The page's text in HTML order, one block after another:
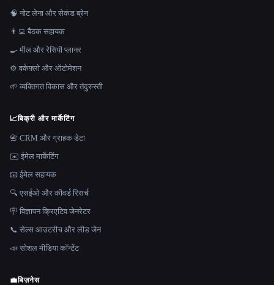
🧠 नोट लेना और सेकंड ब्रेन
👨‍💻 बैठक सहायक
🍳 मील और रेसिपी प्लानर
⚙️ वर्कफ़्लो और ऑटोमेशन
🌱 व्यक्तिगत विकास और तंदुरुस्ती
📈बिक्री और मार्केटिंग
📇 CRM और ग्राहक डेटा
✉️ ईमेल मार्केटिंग
📧 ईमेल सहायक
🔍 एसईओ और कीवर्ड रिसर्च
🪧 विज्ञापन क्रिएटिव जेनरेटर
📞 सेल्स आउटरीच और लीड जेन
📣 सोशल मीडिया कॉन्टेंट
💼बिज़नेस